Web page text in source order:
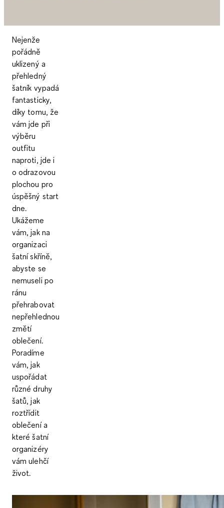
Nejenže
pořádně
uklizený a
přehledný
šatník vypadá
fantasticky,
díky tomu, že
vám jde při
výběru
outfitu
naproti, jde i
o odrazovou
plochou pro
úspěšný start
dne.
Ukážeme
vám, jak na
organizaci
šatní skříně,
abyste se
nemuseli po
ránu
přehrabovat
nepřehlednou
změtí
oblečení.
Poradíme
vám, jak
uspořádat
různé druhy
šatů, jak
roztřídit
oblečení a
které šatní
organizéry
vám ulehčí
život.